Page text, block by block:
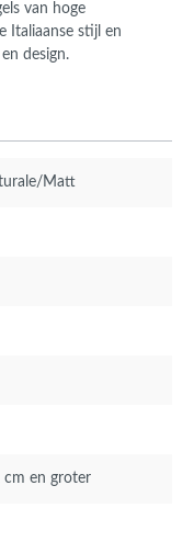
van hoge
Italiaanse stijl en
design.
Matt
cm en groter